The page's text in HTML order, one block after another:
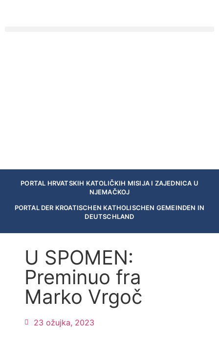
PORTAL HRVATSKIH KATOLIČKIH MISIJA I ZAJEDNICA U
NJEMAČKOJ
PORTAL DER KROATISCHEN KATHOLISCHEN GEMEINDEN IN
DEUTSCHLAND
U SPOMEN:
Preminuo fra
Marko Vrgoč
23 ožujka, 2023